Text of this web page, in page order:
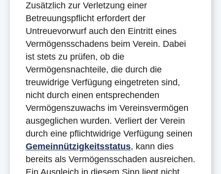
Zusätzlich zur Verletzung einer
Betreuungspflicht erfordert der
Untreuevorwurf auch den Eintritt eines
Vermögensschadens beim Verein. Dabei
ist stets zu prüfen, ob die
Vermögensnachteile, die durch die
treuwidrige Verfügung eingetreten sind,
nicht durch einen entsprechenden
Vermögenszuwachs im Vereinsvermögen
ausgeglichen wurden. Verliert der Verein
durch eine pflichtwidrige Verfügung seinen
Gemeinnützigkeitsstatus, kann dies
bereits als Vermögensschaden ausreichen.
Ein Ausgleich in diesem Sinn liegt nicht